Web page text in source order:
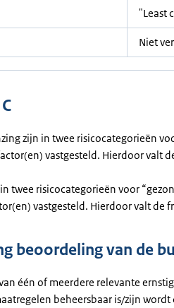
"Least
Niet
zijn in twee risicocategorieën
vastgesteld. Hierdoor valt
twee risicocategorieën voor
vastgesteld. Hierdoor valt de
beoordeling van de
één of meerdere relevante
beheersbaar is/zijn